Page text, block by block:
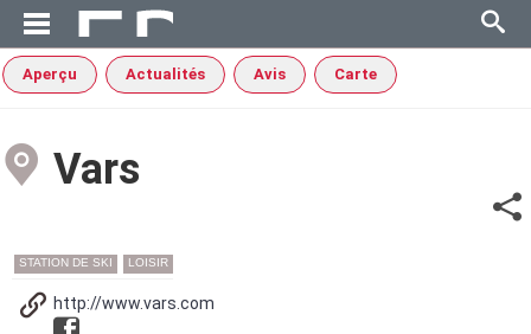
Aperçu Actualités Avis Carte
Vars
STATION DE SKI LOISIR
http://www.vars.com